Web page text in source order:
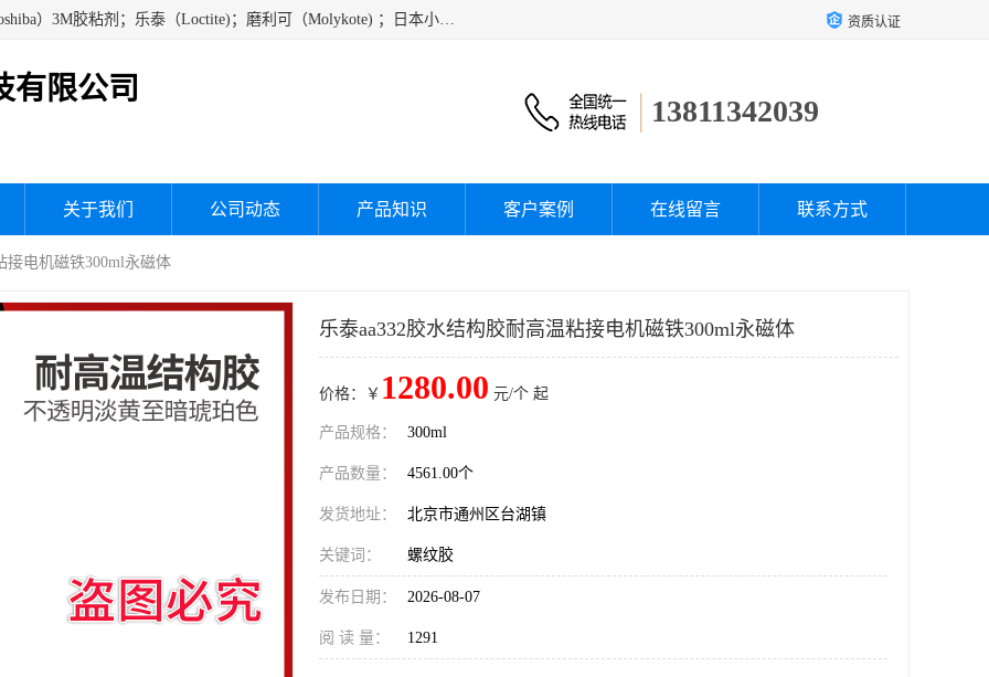
经销美国道康宁（DOW CORNING）硅胶；通用/东芝（GE/Toshiba）3M胶粘剂；乐泰（Loctite)；磨利可（Molykote) ；日本小西（KONISHI）硅胶；施敏打硬,硅胶；信越 产品；关东化成防潮披腹胶 ；三键；索尼；韩国Diabond，等各种电子电机电器进口硅胶产品、硅脂、硅油，经销美国道康宁（DOW CORNING）硅胶等 资质认证
有限公司
13811342039
关于我们 公司动态 产品知识 客户案例 在线留言 联系方式
接电机磁铁300ml永磁体
乐泰aa332胶水结构胶耐高温粘接电机磁铁300ml永磁体
价格：￥ 1280.00 元/个 起
产品规格： 300ml
产品数量： 4561.00个
发货地址： 北京市通州区台湖镇
关键词： 螺纹胶
发布日期： 2026-08-07
阅 读 量： 1291